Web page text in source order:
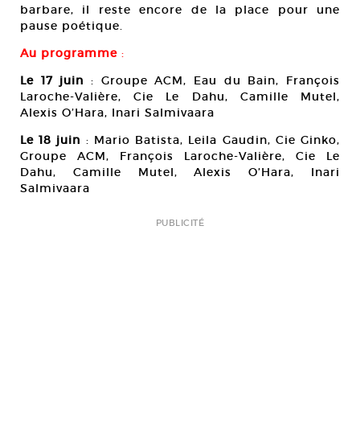
barbare, il reste encore de la place pour une
pause poétique.
Au programme :
Le 17 juin : Groupe ACM, Eau du Bain, François
Laroche-Valière, Cie Le Dahu, Camille Mutel,
Alexis O’Hara, Inari Salmivaara
Le 18 juin : Mario Batista, Leila Gaudin, Cie Ginko,
Groupe ACM, François Laroche-Valière, Cie Le
Dahu, Camille Mutel, Alexis O’Hara, Inari
Salmivaara
PUBLICITÉ